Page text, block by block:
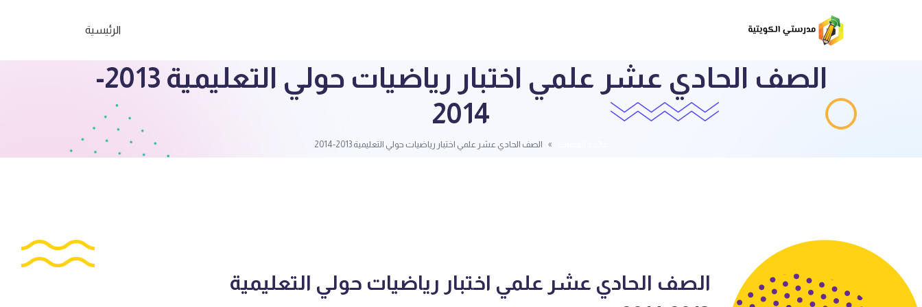
الرئيسية
الصف الحادي عشر علمي اختبار رياضيات حولي التعليمية 2013-
2014
الصف الحادي عشر علمي اختبار رياضيات حولي التعليمية 2013-2014
الصف الحادي عشر علمي اختبار رياضيات حولي التعليمية